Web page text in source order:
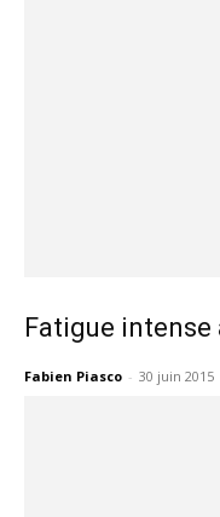
Fatigue intense
Fabien Piasco - 30 juin 2015